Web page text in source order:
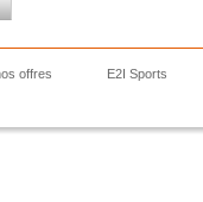
offres
E2I Sports